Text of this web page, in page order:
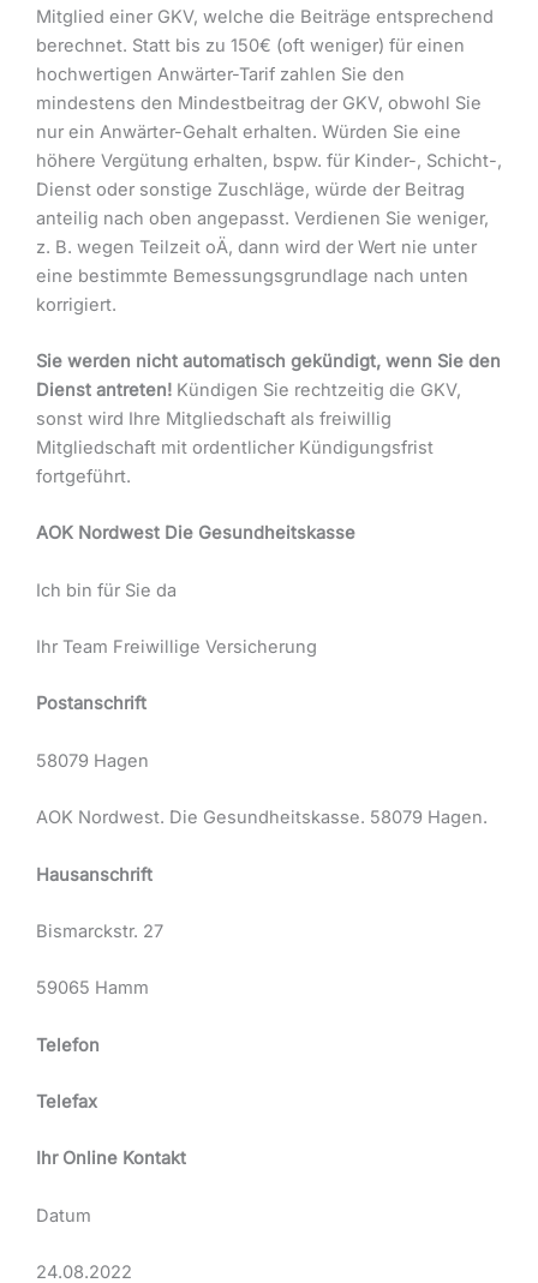
Mitglied einer GKV, welche die Beiträge entsprechend
berechnet. Statt bis zu 150€ (oft weniger) für einen
hochwertigen Anwärter-Tarif zahlen Sie den
mindestens den Mindestbeitrag der GKV, obwohl Sie
nur ein Anwärter-Gehalt erhalten. Würden Sie eine
höhere Vergütung erhalten, bspw. für Kinder-, Schicht-,
Dienst oder sonstige Zuschläge, würde der Beitrag
anteilig nach oben angepasst. Verdienen Sie weniger,
z. B. wegen Teilzeit oÄ, dann wird der Wert nie unter
eine bestimmte Bemessungsgrundlage nach unten
korrigiert.
Sie werden nicht automatisch gekündigt, wenn Sie den
Dienst antreten! Kündigen Sie rechtzeitig die GKV,
sonst wird Ihre Mitgliedschaft als freiwillig
Mitgliedschaft mit ordentlicher Kündigungsfrist
fortgeführt.
AOK Nordwest Die Gesundheitskasse
Ich bin für Sie da
Ihr Team Freiwillige Versicherung
Postanschrift
58079 Hagen
AOK Nordwest. Die Gesundheitskasse. 58079 Hagen.
Hausanschrift
Bismarckstr. 27
59065 Hamm
Telefon
Telefax
Ihr Online Kontakt
Datum
24.08.2022